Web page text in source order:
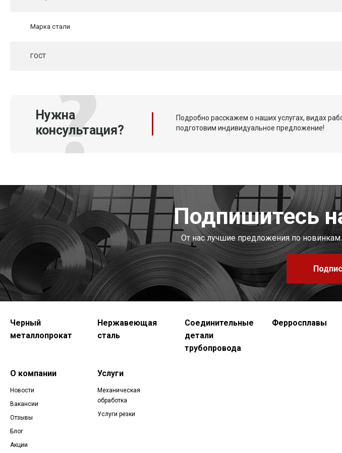
Марка стали
ГОСТ
Нужна
консультация?
Подробно расскажем о наших услугах, видах
подготовим индивидуальное предложение!
Подпишитесь
От нас лучшие предложения по
Черный
металлопрокат
Нержавеющая
сталь
Соединительные
детали
трубопровода
Ферросплавы
О компании
Новости
Вакансии
Отзывы
Блог
Акции
Услуги
Механическая
обработка
Услуги резки